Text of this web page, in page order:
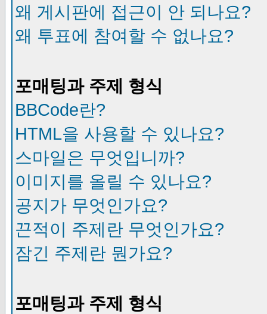
왜 게시판에 접근이 안 되나요?
왜 투표에 참여할 수 없나요?
포매팅과 주제 형식
BBCode란?
HTML을 사용할 수 있나요?
스마일은 무엇입니까?
이미지를 올릴 수 있나요?
공지가 무엇인가요?
끈적이 주제란 무엇인가요?
잠긴 주제란 뭔가요?
포매팅과 주제 형식